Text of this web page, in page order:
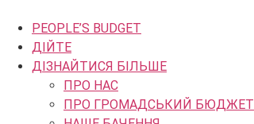
вмісту
PEOPLE’S BUDGET
ДІЙТЕ
ДІЗНАЙТИСЯ БІЛЬШЕ
ПРО НАС
ПРО ГРОМАДСЬКИЙ БЮДЖЕТ